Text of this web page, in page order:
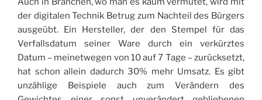
der digitalen Technik Betrug zum Nachteil des Bürgers
ausgeübt. Ein Hersteller, der den Stempel für das
Verfallsdatum seiner Ware durch ein verkürztes
Datum – meinetwegen von 10 auf 7 Tage – zurücksetzt,
hat schon allein dadurch 30% mehr Umsatz. Es gibt
unzählige Beispiele auch zum Verändern des